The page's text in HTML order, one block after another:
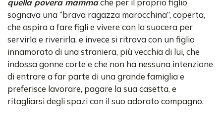
sognava una “brava ragazza marocchina”, coperta,
che aspira a fare figli e vivere con la suocera per
servirla e riverirla, e invece si ritrova con un figlio
innamorato di una straniera, più vecchia di lui, che
indossa gonne corte e che non ha nessuna intenzione
di entrare a far parte di una grande famiglia e
preferisce lavorare, pagare la sua casetta, e
ritagliarsi degli spazi con il suo adorato compagno.